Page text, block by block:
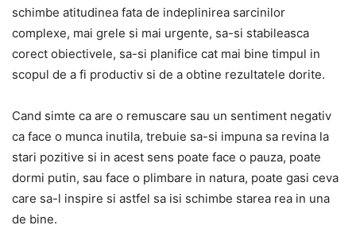
schimbe atitudinea fata de indeplinirea sarcinilor
complexe, mai grele si mai urgente, sa-si stabileasca
corect obiectivele, sa-si planifice cat mai bine timpul in
scopul de a fi productiv si de a obtine rezultatele dorite.
Cand simte ca are o remuscare sau un sentiment negativ
ca face o munca inutila, trebuie sa-si impuna sa revina la
stari pozitive si in acest sens poate face o pauza, poate
dormi putin, sau face o plimbare in natura, poate gasi ceva
care sa-l inspire si astfel sa isi schimbe starea rea in una
de bine.